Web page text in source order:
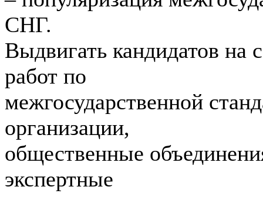
СНГ.
Выдвигать кандидатов на
работ по
межгосударственной
организации,
общественные
экспертные